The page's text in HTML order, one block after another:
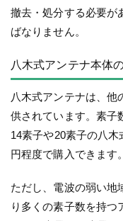
撤去・処分する必要が
ばなりません。
八木式アンテナ本体
八木式アンテナは、他
供されています。素子
14素子や20素子の八
円程度で購入できます。
ただし、電波の弱い地
り多くの素子数を持つ